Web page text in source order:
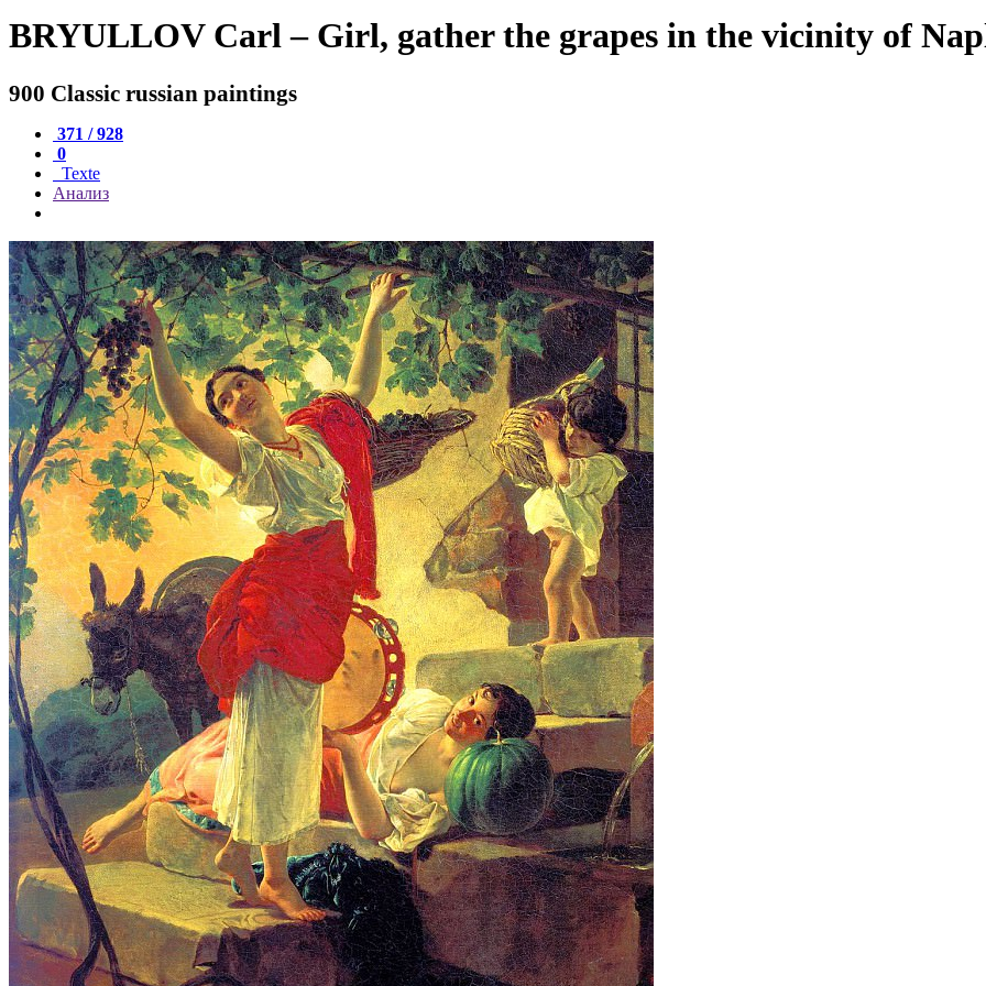
BRYULLOV Carl – Girl, gather the grapes in the vicinity of
900 Classic russian paintings
371 / 928
0
Texte
Анализ